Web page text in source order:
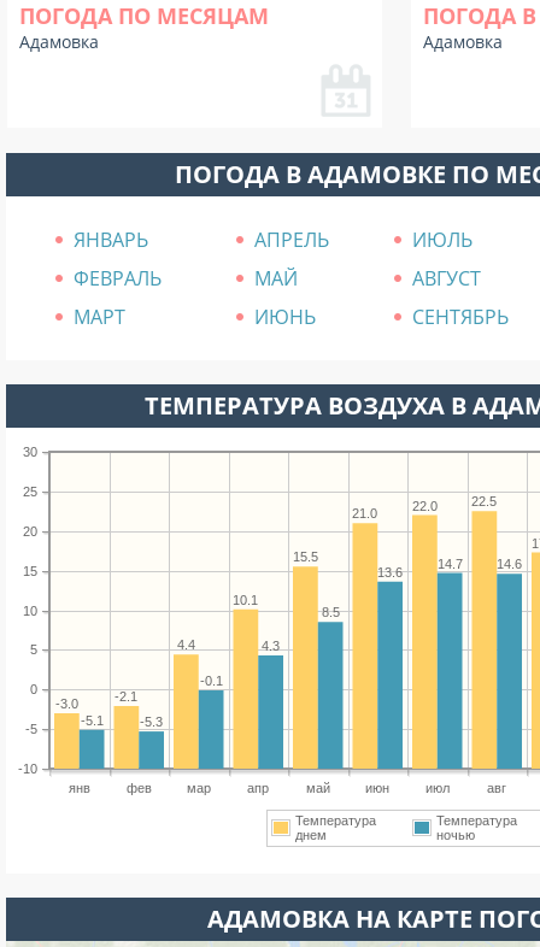
ПОГОДА ПО МЕСЯЦАМ
Адамовка
ПОГОДА В
Адамовка
ПОГОДА В АДАМОВКЕ ПО
ЯНВАРЬ АПРЕЛЬ
ИЮЛЬ
ФЕВРАЛЬ
МАЙ
АВГУСТ
МАРТ
ИЮНЬ СЕНТЯБРЬ
ТЕМПЕРАТУРА ВОЗДУХА В
янв фев мар апр май июн июл авг
-10
-5
0
5
10
15
20
25
30
22.5
22.0
21.0
15.5
10.1
4.4
-2.1
-3.0
14.6
14.7
13.6
8.5
4.3
-0.1
-5.3
-5.1
Температура
днем
Температура
ночью
АДАМОВКА НА КАРТЕ